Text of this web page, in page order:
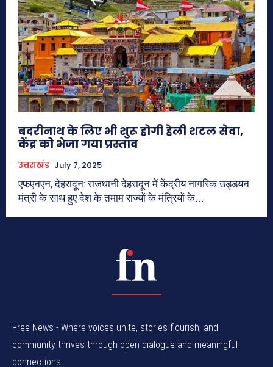
बदरीनाथ के लिए भी शुरू होगी हेली शटल सेवा,
केंद्र को भेजा गया प्रस्ताव
उत्तराखंड July 7, 2025
एफएनएन, देहरादून: राजधानी देहरादून में केंद्रीय नागरिक उड्डयन
मंत्री के साथ हुए देश के तमाम राज्यों के मंत्रियों के...
Free News - Where voices unite, stories flourish, and
community thrives through open dialogue and meaningful
connections.